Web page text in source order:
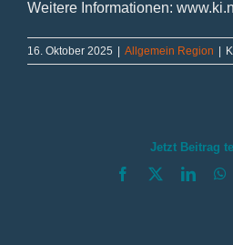
Weitere Informationen:
16. Oktober 2025 Allgemein Region
Jetzt Beitrag
Facebook